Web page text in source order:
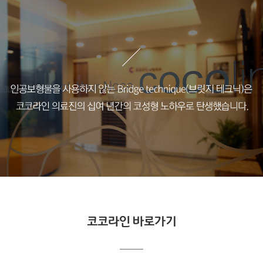
코코라인 바로가기